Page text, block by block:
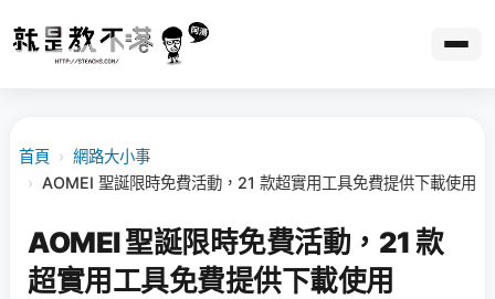
首頁 › 網路大小事
› AOMEI 聖誕限時免費活動，21 款超實用工具免費提供下載使用
AOMEI 聖誕限時免費活動，21 款
超實用工具免費提供下載使用